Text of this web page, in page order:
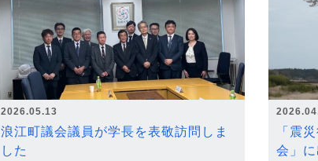
2026.05.13
浪江町議会議員が学長を表敬訪問しま
した
「震
会」